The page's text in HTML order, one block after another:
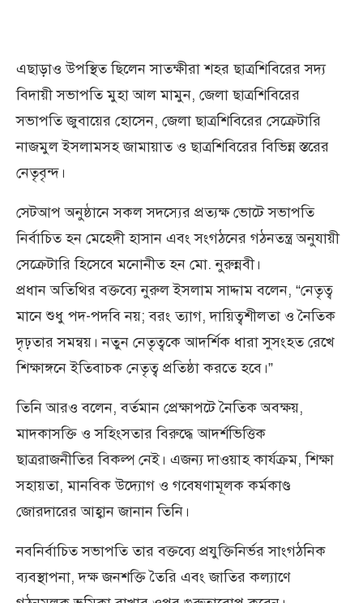
এছাড়াও উপস্থিত ছিলেন সাতক্ষীরা শহর ছাত্রশিবিরের সদ্য
বিদায়ী সভাপতি মুহা আল মামুন, জেলা ছাত্রশিবিরের
সভাপতি জুবায়ের হোসেন, জেলা ছাত্রশিবিরের সেক্রেটারি
নাজমুল ইসলামসহ জামায়াত ও ছাত্রশিবিরের বিভিন্ন স্তরের
নেতৃবৃন্দ।
সেটআপ অনুষ্ঠানে সকল সদস্যের প্রত্যক্ষ ভোটে সভাপতি
নির্বাচিত হন মেহেদী হাসান এবং সংগঠনের গঠনতন্ত্র অনুযায়ী
সেক্রেটারি হিসেবে মনোনীত হন মো. নুরুন্নবী।
প্রধান অতিথির বক্তব্যে নুরুল ইসলাম সাদ্দাম বলেন, “নেতৃত্ব
মানে শুধু পদ-পদবি নয়; বরং ত্যাগ, দায়িত্বশীলতা ও নৈতিক
দৃঢ়তার সমন্বয়। নতুন নেতৃত্বকে আদর্শিক ধারা সুসংহত রেখে
শিক্ষাঙ্গনে ইতিবাচক নেতৃত্ব প্রতিষ্ঠা করতে হবে।”
তিনি আরও বলেন, বর্তমান প্রেক্ষাপটে নৈতিক অবক্ষয়,
মাদকাসক্তি ও সহিংসতার বিরুদ্ধে আদর্শভিত্তিক
ছাত্ররাজনীতির বিকল্প নেই। এজন্য দাওয়াহ কার্যক্রম, শিক্ষা
সহায়তা, মানবিক উদ্যোগ ও গবেষণামূলক কর্মকাণ্ড
জোরদারের আহ্বান জানান তিনি।
নবনির্বাচিত সভাপতি তার বক্তব্যে প্রযুক্তিনির্ভর সাংগঠনিক
ব্যবস্থাপনা, দক্ষ জনশক্তি তৈরি এবং জাতির কল্যাণে